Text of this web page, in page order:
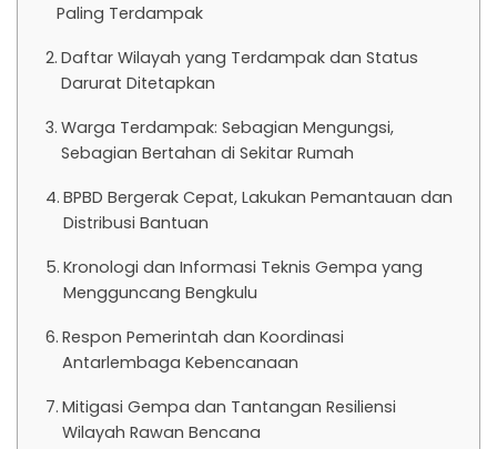
Paling Terdampak
Daftar Wilayah yang Terdampak dan Status
Darurat Ditetapkan
Warga Terdampak: Sebagian Mengungsi,
Sebagian Bertahan di Sekitar Rumah
BPBD Bergerak Cepat, Lakukan Pemantauan dan
Distribusi Bantuan
Kronologi dan Informasi Teknis Gempa yang
Mengguncang Bengkulu
Respon Pemerintah dan Koordinasi
Antarlembaga Kebencanaan
Mitigasi Gempa dan Tantangan Resiliensi
Wilayah Rawan Bencana